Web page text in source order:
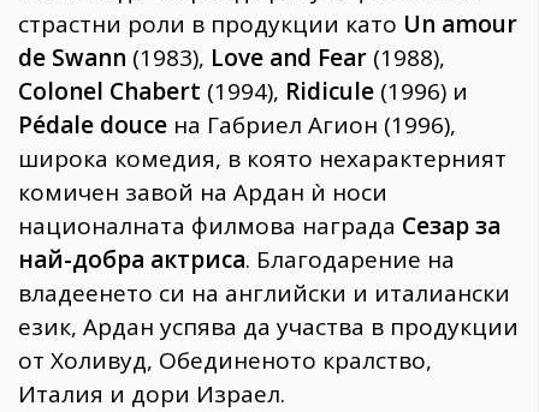
страстни роли в продукции като Un amour
de Swann (1983), Love and Fear (1988),
Colonel Chabert (1994), Ridicule (1996) и
Pédale douce на Габриел Агион (1996),
широка комедия, в която нехарактерният
комичен завой на Ардан ѝ носи
националната филмова награда Сезар за
най-добра актриса. Благодарение на
владеенето си на английски и италиански
език, Ардан успява да участва в продукции
от Холивуд, Обединеното кралство,
Италия и дори Израел.